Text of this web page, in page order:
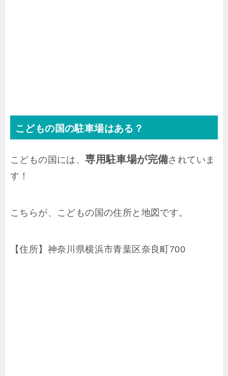
こどもの国の駐車場はある？
こどもの国には、専用駐車場が完備されていま
す！
こちらが、こどもの国の住所と地図です。
【住所】神奈川県横浜市青葉区奈良町700